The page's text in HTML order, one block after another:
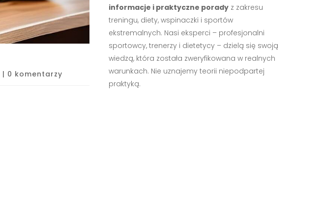
| 0 komentarzy
informacje i praktyczne poradyz zakresu
treningu, diety, wspinaczki i sportów
ekstremalnych. Nasi eksperci – profesjonalni
sportowcy, trenerzy i dietetycy – dzielą się swoją
wiedzą, która została zweryfikowana w realnych
warunkach. Nie uznajemy teorii niepodpartej
praktyką.